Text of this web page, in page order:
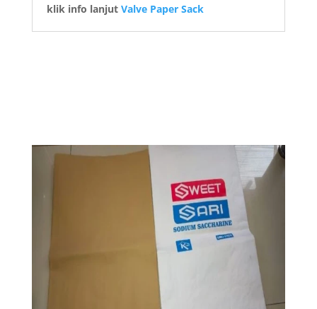
klik info lanjut Valve Paper Sack